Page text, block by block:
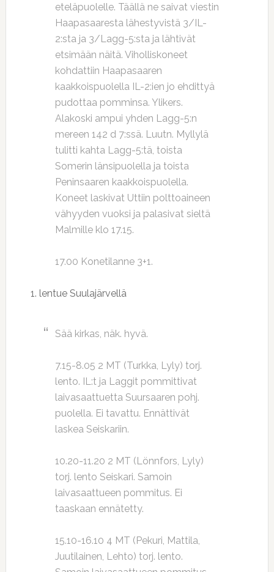
eteläpuolelle. Täällä ne saivat viestin
Haapasaaresta lähestyvistä 3/IL-
2:sta ja 3/Lagg-5:sta ja lähtivät
etsimään näitä. Viholliskoneet
kohdattiin Haapasaaren
kaakkoispuolella IL-2:ien jo ehdittyä
pudottaa pomminsa. Ylikers.
Alakoski ampui yhden Lagg-5:n
mereen 142 d 7:ssä. Luutn. Myllylä
tulitti kahta Lagg-5:tä, toista
Somerin länsipuolella ja toista
Peninsaaren kaakkoispuolella.
Koneet laskivat Uttiin polttoaineen
vähyyden vuoksi ja palasivat sieltä
Malmille klo 17.15.
17.00 Konetilanne 3+1.
1. lentue Suulajärvellä
Sää kirkas, näk. hyvä.
7.15-8.05 2 MT (Turkka, Lyly) torj.
lento. IL:t ja Laggit pommittivat
laivasaattuetta Suursaaren pohj.
puolella. Ei tavattu. Ennättivät
laskea Seiskariin.
10.20-11.20 2 MT (Lönnfors, Lyly)
torj. lento Seiskari. Samoin
laivasaattueen pommitus. Ei
taaskaan ennätetty.
15.10-16.10 4 MT (Pekuri, Mattila,
Juutilainen, Lehto) torj. lento.